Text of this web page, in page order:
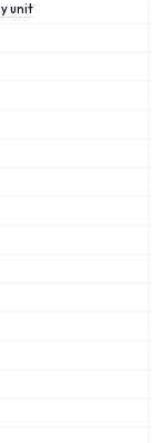
unit